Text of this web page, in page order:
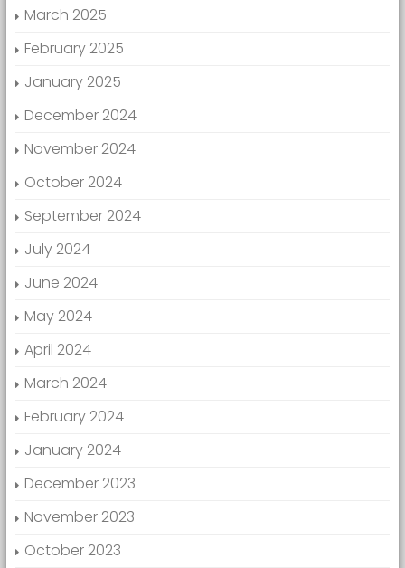
March 2025
February 2025
January 2025
December 2024
November 2024
October 2024
September 2024
July 2024
June 2024
May 2024
April 2024
March 2024
February 2024
January 2024
December 2023
November 2023
October 2023